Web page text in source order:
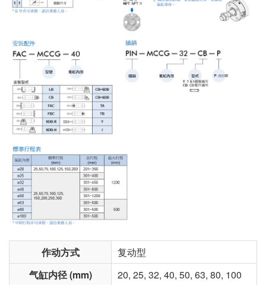
作动方式
复动型
气缸内径 (mm)
20, 25, 32, 40, 50, 63, 80, 100